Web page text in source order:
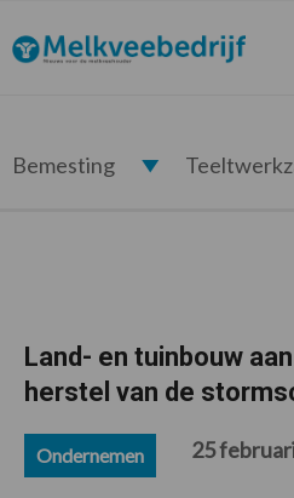
de
hoofdnavigatie
de
hoofd
de
eerste
de
voettekst
Melkveebedrijf.nl
Bemesting
Land- en tuinbouw
herstel van de
Ondernemen 25